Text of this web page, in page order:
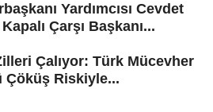
Yardımcısı Cevdet
Çarşı Başkanı...
Çalıyor: Türk Mücevher
Çöküş Riskiyle...